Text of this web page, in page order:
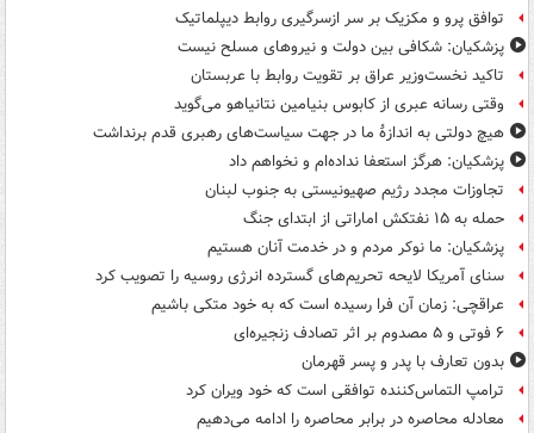
توافق پرو و مکزیک بر سر ازسرگیری روابط دیپلماتیک
پزشکیان: شکافی بین دولت و نیروهای مسلح نیست
تاکید نخست‌وزیر عراق بر تقویت روابط با عربستان
وقتی رسانه عبری از کابوس بنیامین نتانیاهو می‌گوید
هیچ دولتی به اندازۀ ما در جهت سیاست‌های رهبری قدم برنداشت
پزشکیان: هرگز استعفا نداده‌ام و نخواهم داد
تجاوزات مجدد رژیم صهیونیستی به جنوب لبنان
حمله به ۱۵ نفتکش‌ اماراتی از ابتدای جنگ
پزشکیان: ما نوکر مردم و در خدمت آنان هستیم
سنای آمریکا لایحه تحریم‌های گسترده انرژی روسیه را تصویب کرد
عراقچی: زمان آن فرا رسیده است که به خود متکی باشیم
۶ فوتی و ۵ مصدوم بر اثر تصادف زنجیره‌ای
بدون تعارف با پدر و پسر قهرمان
ترامپ التماس‌کننده توافقی است که خود ویران کرد
معادله محاصره در برابر محاصره را ادامه می‌دهیم